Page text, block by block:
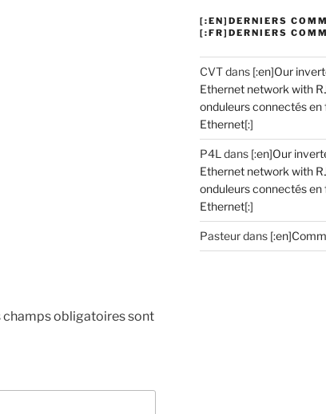
champs obligatoires sont
[:EN]DERNIERS
[:FR]DERNIERS
CVTdans [:en]Our
Ethernet network with
onduleurs connectés en
Ethernet[:]
P4L dans [:en]Our
Ethernet network with
onduleurs connectés en
Ethernet[:]
Pasteurdans